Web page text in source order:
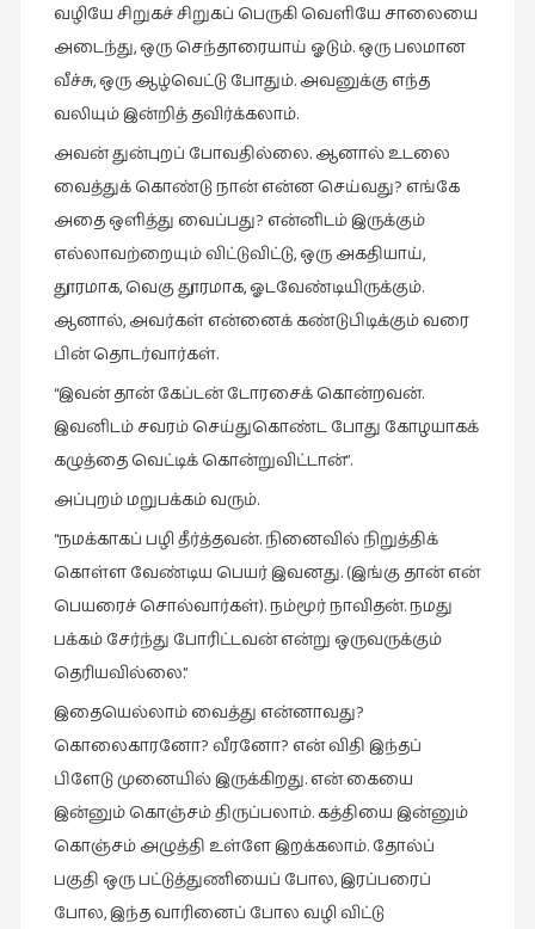
வழியே சிறுகச் சிறுகப் பெருகி வெளியே சாலையை
அடைந்து, ஒரு செந்தாரையாய் ஓடும். ஒரு பலமான
வீச்சு, ஒரு ஆழ்வெட்டு போதும். அவனுக்கு எந்த
வலியும் இன்றித் தவிர்க்கலாம்.
அவன் துன்புறப் போவதில்லை. ஆனால் உடலை
வைத்துக் கொண்டு நான் என்ன செய்வது? எங்கே
அதை ஒளித்து வைப்பது? என்னிடம் இருக்கும்
எல்லாவற்றையும் விட்டுவிட்டு, ஒரு அகதியாய்,
தூரமாக, வெகு தூரமாக, ஓடவேண்டியிருக்கும்.
ஆனால், அவர்கள் என்னைக் கண்டுபிடிக்கும் வரை
பின் தொடர்வார்கள்.
“இவன் தான் கேப்டன் டோரசைக் கொன்றவன்.
இவனிடம் சவரம் செய்துகொண்ட போது கோழயாகக்
கழுத்தை வெட்டிக் கொன்றுவிட்டான்”.
அப்புறம் மறுபக்கம் வரும்.
“நமக்காகப் பழி தீர்த்தவன். நினைவில் நிறுத்திக்
கொள்ள வேண்டிய பெயர் இவனது. (இங்கு தான் என்
பெயரைச் சொல்வார்கள்). நம்மூர் நாவிதன். நமது
பக்கம் சேர்ந்து போரிட்டவன் என்று ஒருவருக்கும்
தெரியவில்லை.”
இதையெல்லாம் வைத்து என்னாவது?
கொலைகாரனோ? வீரனோ? என் விதி இந்தப்
பிளேடு முனையில் இருக்கிறது. என் கையை
இன்னும் கொஞ்சம் திருப்பலாம். கத்தியை இன்னும்
கொஞ்சம் அழுத்தி உள்ளே இறக்கலாம். தோல்ப்
பகுதி ஒரு பட்டுத்துணியைப் போல, இரப்பரைப்
போல, இந்த வாரினைப் போல வழி விட்டு